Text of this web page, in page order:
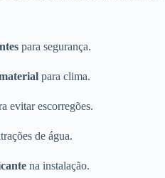
para segurança.
para clima.
evitar escorregões.
de água.
na instalação.